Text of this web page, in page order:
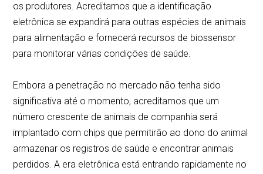
os produtores. Acreditamos que a identificação
eletrônica se expandirá para outras espécies de animais
para alimentação e fornecerá recursos de biossensor
para monitorar várias condições de saúde.
Embora a penetração no mercado não tenha sido
significativa até o momento, acreditamos que um
número crescente de animais de companhia será
implantado com chips que permitirão ao dono do animal
armazenar os registros de saúde e encontrar animais
perdidos. A era eletrônica está entrando rapidamente no